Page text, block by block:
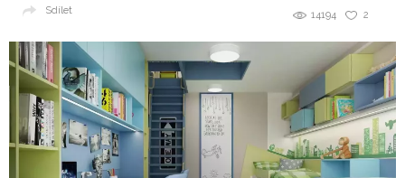
2
14194
Sdílet